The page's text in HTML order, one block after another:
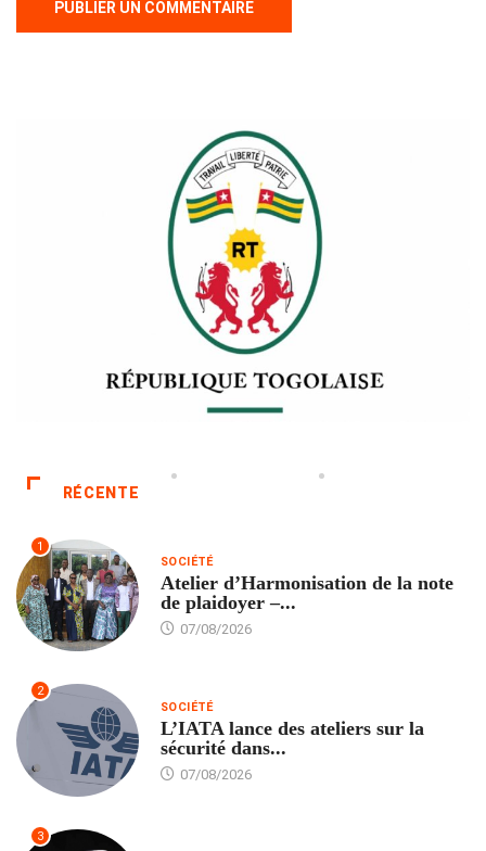
RÉCENTE
1
SOCIÉTÉ
Atelier d’Harmonisation de la note
de plaidoyer –...
07/08/2026
2
SOCIÉTÉ
L’IATA lance des ateliers sur la
sécurité dans...
07/08/2026
3